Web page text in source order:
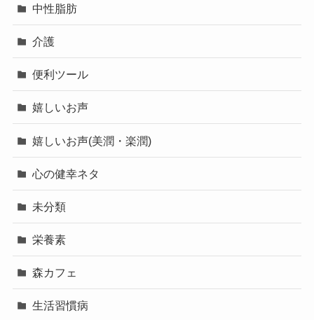
中性脂肪
介護
便利ツール
嬉しいお声
嬉しいお声(美潤・楽潤)
心の健幸ネタ
未分類
栄養素
森カフェ
生活習慣病